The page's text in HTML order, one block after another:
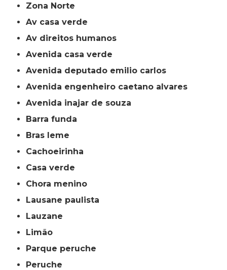
Zona Norte
av casa verde
av direitos humanos
avenida casa verde
avenida deputado emilio carlos
avenida engenheiro caetano alvares
avenida inajar de souza
barra funda
bras leme
cachoeirinha
casa verde
chora menino
lausane paulista
lauzane
limão
parque peruche
peruche